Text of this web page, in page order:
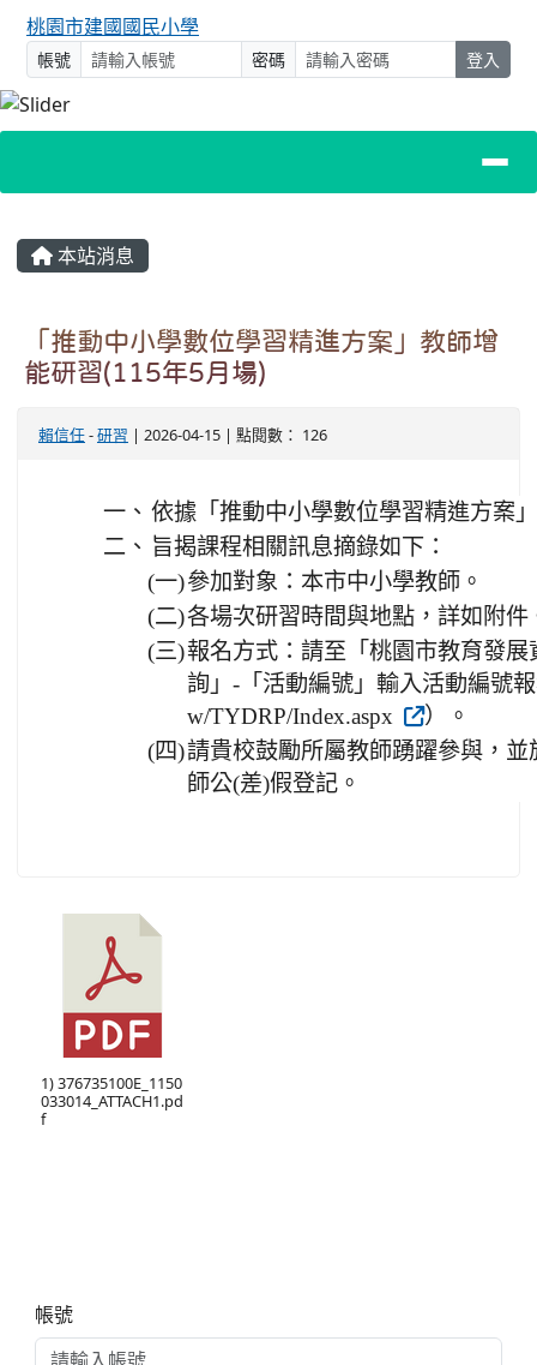
桃園市建國國民小學
帳號 密碼 登入
主內容區域
本站消息
「推動中小學數位學習精進方案」教師增
能研習(115年5月場)
賴信任-研習 | 2026-04-15 | 點閱數： 126
一、 依據「推動中小學數位學習精進方案
二、 旨揭課程相關訊息摘錄如下：
(一)參加對象：本市中小學教師。
(二)各場次研習時間與地點，詳如附件
(三)報名方式：請至「桃園市教育發
詢」-「活動編號」輸入活動編號
w/TYDRP/Index.aspx
）。
(四)請貴校鼓勵所屬教師踴躍參與，
師公(差)假登記。
1) 376735100E_1150
033014_ATTACH1.pd
f
帳號